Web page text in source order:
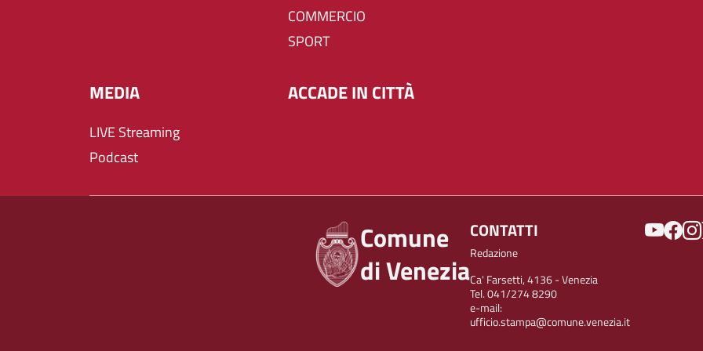
COMMERCIO
SPORT
MEDIA
LIVE Streaming
Podcast
ACCADE IN CITTÀ
Comune
di Venezia
CONTATTI
Redazione
Ca' Farsetti, 4136 - Venezia
Tel. 041/274 8290
e-mail:
ufficio.stampa@comune.venezia.it